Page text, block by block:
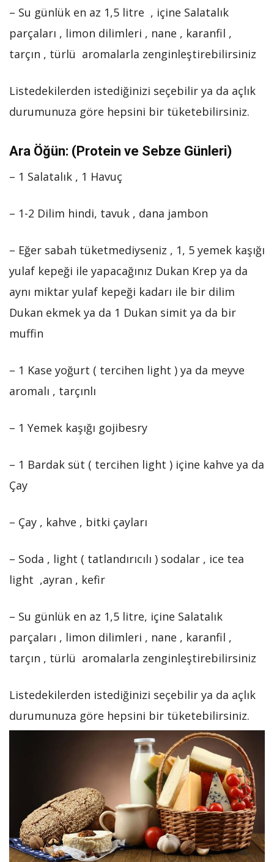
– Su günlük en az 1,5 litre , içine Salatalık
parçaları , limon dilimleri , nane , karanfil ,
tarçın , türlü aromalarla zenginleştirebilirsiniz
Listedekilerden istediğinizi seçebilir ya da açlık
durumunuza göre hepsini bir tüketebilirsiniz.
Ara Öğün: (Protein ve Sebze Günleri)
– 1 Salatalık , 1 Havuç
– 1-2 Dilim hindi, tavuk , dana jambon
– Eğer sabah tüketmediyseniz , 1, 5 yemek kaşığı
yulaf kepeği ile yapacağınız Dukan Krep ya da
aynı miktar yulaf kepeği kadarı ile bir dilim
Dukan ekmek ya da 1 Dukan simit ya da bir
muffin
– 1 Kase yoğurt ( tercihen light ) ya da meyve
aromalı , tarçınlı
– 1 Yemek kaşığı gojibesry
– 1 Bardak süt ( tercihen light ) içine kahve ya da
Çay
– Çay , kahve , bitki çayları
– Soda , light ( tatlandırıcılı ) sodalar , ice tea
light ,ayran , kefir
– Su günlük en az 1,5 litre, içine Salatalık
parçaları , limon dilimleri , nane , karanfil ,
tarçın , türlü aromalarla zenginleştirebilirsiniz
Listedekilerden istediğinizi seçebilir ya da açlık
durumunuza göre hepsini bir tüketebilirsiniz.